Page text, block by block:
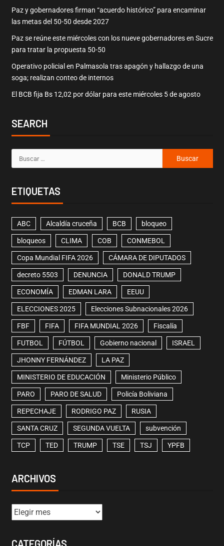
Paz y gobernadores firman “acuerdo histórico” para encaminar
las metas del 50-50 desde 2027
Paz se reúne este miércoles con los nueve gobernadores en Sucre
para tratar la propuesta 50-50
Operativo policial en Palmasola tras apagón y hallazgo de una
soga; realizan conteo de internos
El BCB fija Bs 12,02 por dólar para este miércoles 5 de agosto
SEARCH
ETIQUETAS
ABC Alcaldía cruceña BCB bloqueo
bloqueos CLIMA COB CONMEBOL
Copa Mundial FIFA 2026 CÁMARA DE DIPUTADOS
decreto 5503 DENUNCIA DONALD TRUMP
ECONOMÍA EDMAN LARA EEUU
ELECCIONES 2025 Elecciones Subnacionales 2026
FBF FIFA FIFA MUNDIAL 2026 Fiscalía
FUTBOL FÚTBOL Gobierno nacional ISRAEL
JHONNY FERNÁNDEZ LA PAZ
MINISTERIO DE EDUCACIÓN Ministerio Público
PARO PARO DE SALUD Policía Boliviana
REPECHAJE RODRIGO PAZ RUSIA
SANTA CRUZ SEGUNDA VUELTA subvención
TCP TED TRUMP TSE TSJ YPFB
ARCHIVOS
CATEGORÍAS